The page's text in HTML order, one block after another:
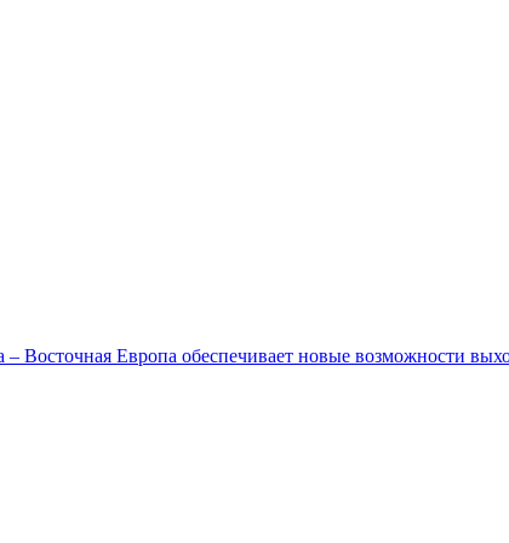
Восточная Европа обеспечивает новые возможности